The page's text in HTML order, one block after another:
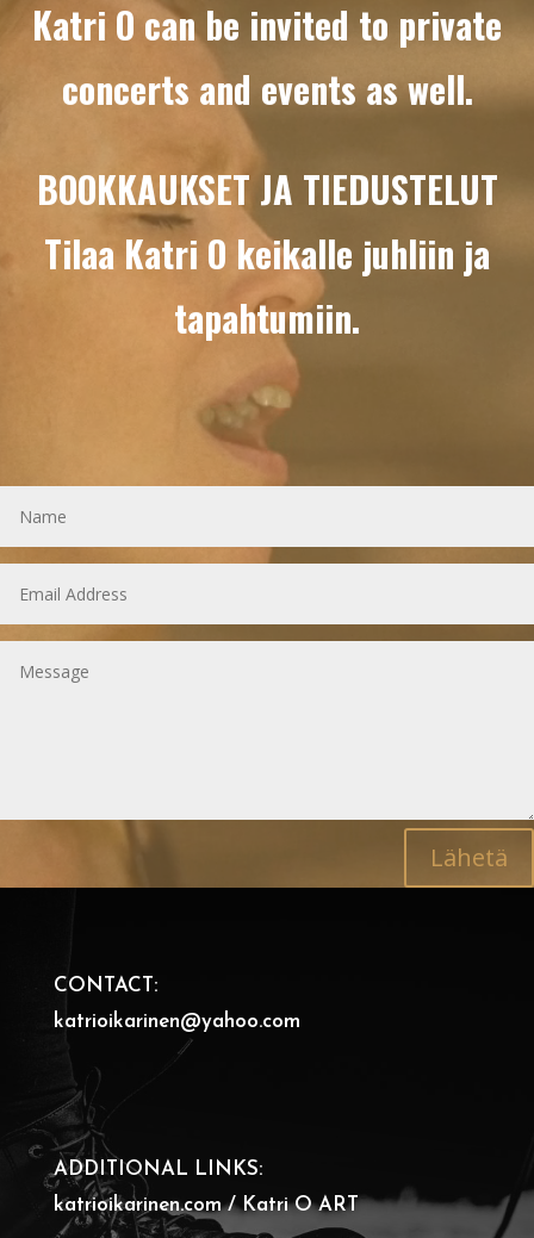
Katri O can be invited to private
concerts and events as well.
BOOKKAUKSET JA TIEDUSTELUT
Tilaa Katri O keikalle juhliin ja
tapahtumiin.
Lähetä
CONTACT:
katrioikarinen@yahoo.com
ADDITIONAL LINKS:
katrioikarinen.com / Katri O ART